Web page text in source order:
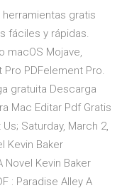
gratis
fáciles y rápidas.
macOS Mojave,
PDFelement Pro.
gratuita Descarga
Mac Editar Pdf Gratis
Saturday, March 2,
Kevin Baker
Novel Kevin Baker
: Paradise Alley A